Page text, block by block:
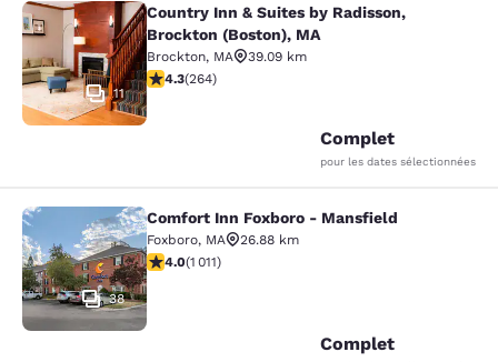
Country Inn & Suites by Radisson,
11
Country Inn & Suites by Radisson,
Brockton (Boston), MA
Brockton, MA
39.09 km
4.28 étoiles. Excellent. 264 commentaires
4.3(264)
Complet
pour les dates sélectionnées
Comfort Inn Foxboro - Mansfield
38
Comfort Inn Foxboro - Mansfield
Foxboro, MA
26.88 km
3.99 étoiles. Bien. 1011 commentaires
4.0(1 011)
Complet